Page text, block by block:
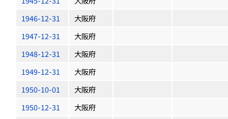
1946-12-31
大阪府
1947-12-31
大阪府
1948-12-31
大阪府
1949-12-31
大阪府
1950-10-01
大阪府
1950-12-31
大阪府